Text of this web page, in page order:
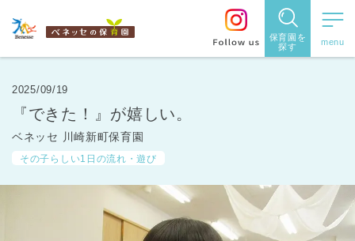
保育園を
探す
保育園を探す
住所・駅
名
す
2025/09/19
『できた！』が嬉しい。
ベネッセ 川崎新町保育園
その子らしい1日の流れ・遊び